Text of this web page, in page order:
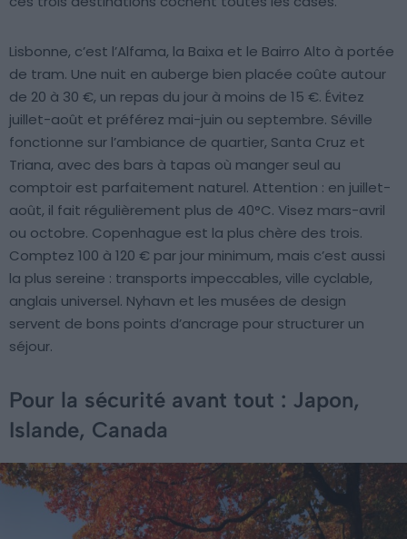
Lisbonne, c’est l’Alfama, la Baixa et le Bairro Alto à portée
de tram. Une nuit en auberge bien placée coûte autour
de 20 à 30 €, un repas du jour à moins de 15 €. Évitez
juillet-août et préférez mai-juin ou septembre. Séville
fonctionne sur l’ambiance de quartier, Santa Cruz et
Triana, avec des bars à tapas où manger seul au
comptoir est parfaitement naturel. Attention : en juillet-
août, il fait régulièrement plus de 40°C. Visez mars-avril
ou octobre. Copenhague est la plus chère des trois.
Comptez 100 à 120 € par jour minimum, mais c’est aussi
la plus sereine : transports impeccables, ville cyclable,
anglais universel. Nyhavn et les musées de design
servent de bons points d’ancrage pour structurer un
séjour.
Pour la sécurité avant tout : Japon,
Islande, Canada